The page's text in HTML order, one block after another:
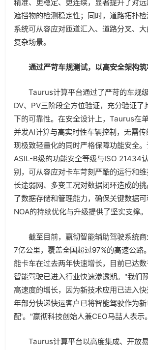
精准、更稳定、更连续，显著提升了对
遮挡物的检测稳定性；同时，道路拓扑检
系统可从容应对匝道汇入、道路分叉、
复杂场景。
通过严苛车规测试，以高安全架构
Taurus计算平台通过了严苛的车规级
DV、PV三阶段全方位验证，充分验证了
下的可靠性。在安全设计上，Taurus在
并发AI计算与高实时性车辆控制，无需
现极致轻量化的同时严格保障功能安全
ASIL-B级的功能安全等级与ISO 21434
别，可从容应对卡车苛刻严酷的运行和
长途弱网、多变工况对数据闭环造成的
了数据存储和管理能力，确保关键数据
NOA的持续优化与升级提供了坚实支撑。
截至目前，嬴彻智能辅助驾驶系统商
7亿公里，覆盖全国超过97%的高速公路
能卡车在过去两年快速增长，目前已达
智能驾驶已进入行业快速渗透期。"我们
高速度的增长，因为新技术应用已进入
年部分快递快运客户已将智能驾驶作为
配'。"嬴彻科技创始人兼CEO马喆人表示。
Taurus计算平台以高度集成、开放易